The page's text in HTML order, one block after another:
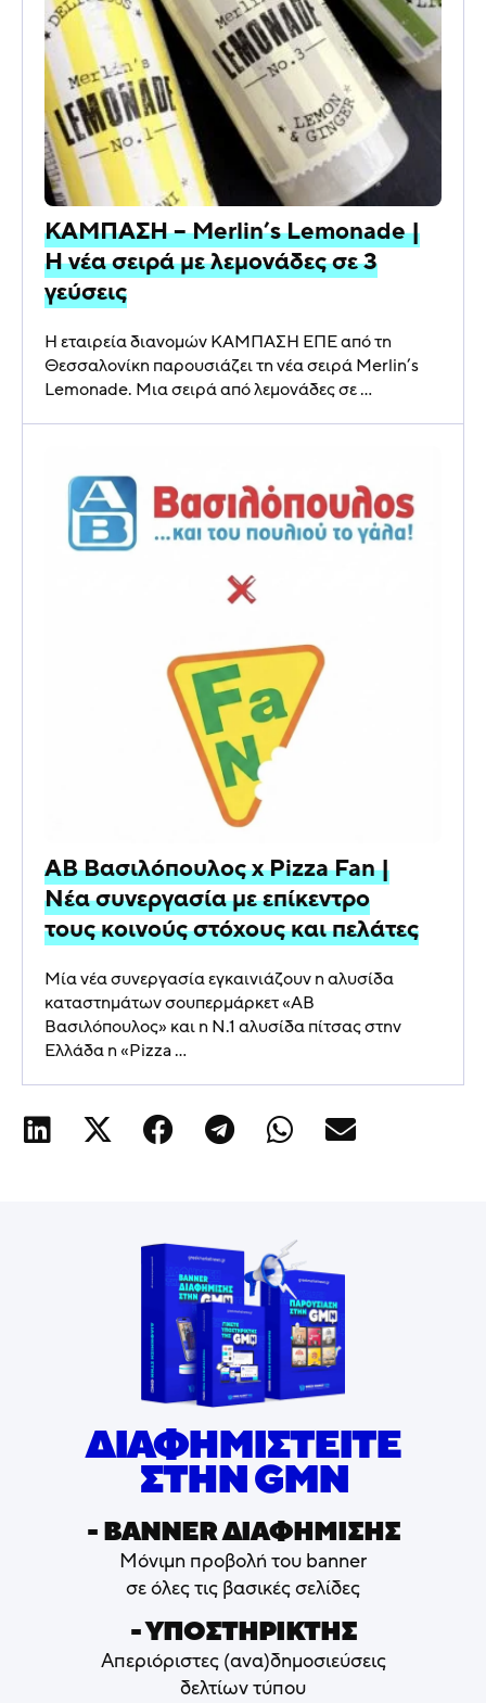
ΚΑΜΠΑΣΗ – Merlin’s Lemonade |
Η νέα σειρά με λεμονάδες σε 3
γεύσεις
Η εταιρεία διανομών ΚΑΜΠΑΣΗ ΕΠΕ από τη
Θεσσαλονίκη παρουσιάζει τη νέα σειρά Merlin’s
Lemonade. Μια σειρά από λεμονάδες σε ...
ΑΒ Βασιλόπουλος x Pizza Fan |
Νέα συνεργασία με επίκεντρο
τους κοινούς στόχους και πελάτες
Μία νέα συνεργασία εγκαινιάζουν η αλυσίδα
καταστημάτων σουπερμάρκετ «ΑΒ
Βασιλόπουλος» και η N.1 αλυσίδα πίτσας στην
Ελλάδα η «Pizza ...
ΔΙΑΦΗΜΙΣΤΕΙΤΕ
ΣΤΗΝ GMN
- ΒΑNNER ΔΙΑΦΗΜΙΣΗΣ
Μόνιμη προβολή του banner
σε όλες τις βασικές σελίδες
- ΥΠΟΣΤΗΡΙΚΤΗΣ
Απεριόριστες (ανα)δημοσιεύσεις
δελτίων τύπου